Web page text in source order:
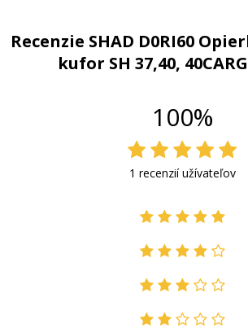
Recenzie SHAD D0RI60
kufor SH 37,40,
100%
1 recenzií užívateľov